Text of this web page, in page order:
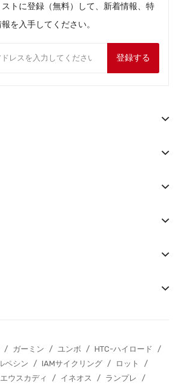
トに登録（無料）して、新着情報、特
を入手してください。
登録する
/ ガーミン / ユンボ / HTC-ハイロード
/
ペシン
/ IAMサイクリング / ロット
/
ウスカディ
/ イネオス / ランプレ
/